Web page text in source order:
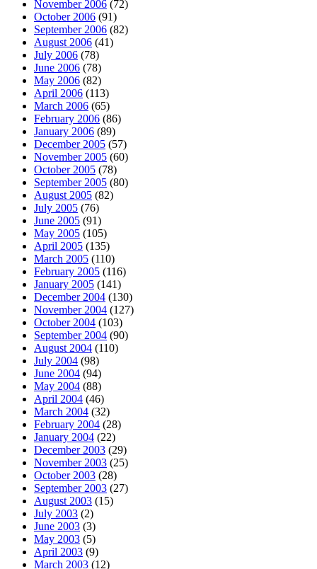
November 2006 (72)
October 2006 (91)
September 2006 (82)
August 2006 (41)
July 2006 (78)
June 2006 (78)
May 2006 (82)
April 2006 (113)
March 2006 (65)
February 2006 (86)
January 2006 (89)
December 2005 (57)
November 2005 (60)
October 2005 (78)
September 2005 (80)
August 2005 (82)
July 2005 (76)
June 2005 (91)
May 2005 (105)
April 2005 (135)
March 2005 (110)
February 2005 (116)
January 2005 (141)
December 2004 (130)
November 2004 (127)
October 2004 (103)
September 2004 (90)
August 2004 (110)
July 2004 (98)
June 2004 (94)
May 2004 (88)
April 2004 (46)
March 2004 (32)
February 2004 (28)
January 2004 (22)
December 2003 (29)
November 2003 (25)
October 2003 (28)
September 2003 (27)
August 2003 (15)
July 2003 (2)
June 2003 (3)
May 2003 (5)
April 2003 (9)
March 2003 (12)